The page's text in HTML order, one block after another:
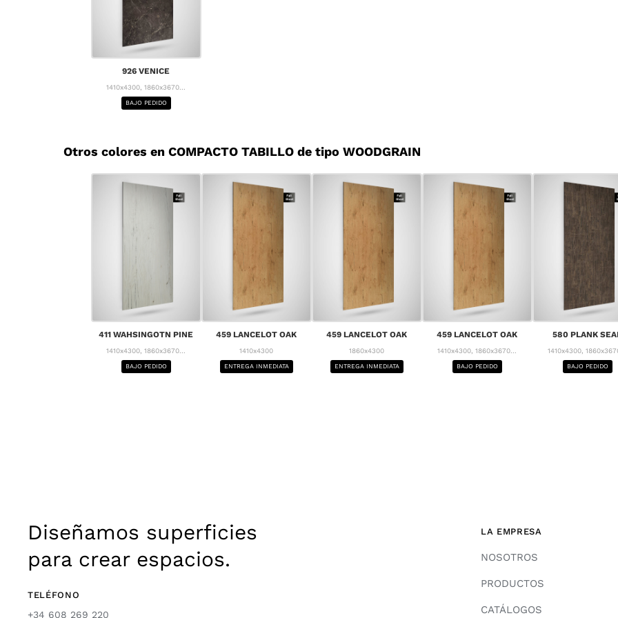
926 VENICE
1410x4300, 1860x3670...
BAJO PEDIDO
Otros colores en COMPACTO TABILLO de tipo WOODGRAIN
411 WAHSINGOTN PINE
1410x4300, 1860x3670...
BAJO PEDIDO
459 LANCELOT OAK
1410x4300
ENTREGA INMEDIATA
459 LANCELOT OAK
1860x4300
ENTREGA INMEDIATA
459 LANCELOT OAK
1410x4300, 1860x3670...
BAJO PEDIDO
580 PLANK
1410x4300,
BAJO PEDIDO
Diseñamos superficies
para crear espacios.
TELÉFONO
+34 608 269 220
LA EMPRESA
NOSOTROS
PRODUCTOS
CATÁLOGOS